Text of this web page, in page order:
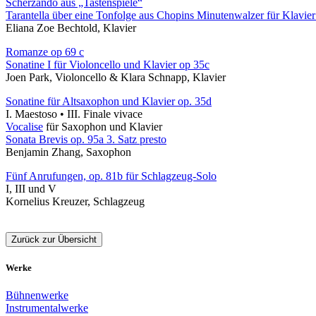
Tarantella über eine Tonfolge aus Chopins Minutenwalzer für
Eliana Zoe Bechtold, Klavier
Romanze op 69 c
Sonatine I für Violoncello und Klavier op 35c
Joen Park, Violoncello & Klara Schnapp, Klavier
Sonatine für Altsaxophon und Klavier op. 35d
I. Maestoso • III. Finale vivace
Vocalise für Saxophon und Klavier
Sonata Brevis op. 95a 3. Satz presto
Benjamin Zhang, Saxophon
Fünf Anrufungen, op. 81b für Schlagzeug-Solo
I, III und V
Kornelius Kreuzer, Schlagzeug
Zurück zur Übersicht
Werke
Bühnenwerke
Instrumentalwerke